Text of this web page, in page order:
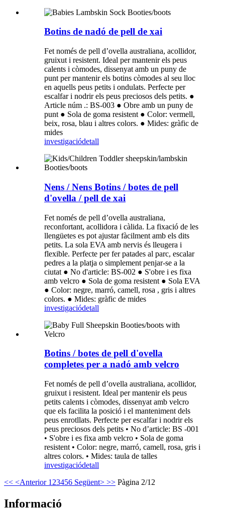
Botins de nadó de pell de xai
Fet només de pell d’ovella australiana, acollidor,
gruixut i resistent. Ideal per mantenir els peus
calents i còmodes, dissenyat amb un puny de
punt per mantenir els botins còmodes al seu lloc
en aquells peus petits i ondulats. Perfecte per
escalfar i nodrir els peus preciosos dels petits. ●
Article núm .: BS-003 ● Obre amb un puny de
punt ● Sola de goma resistent ● Color: vermell,
beix, rosa, blau i altres colors. ● Mides: gràfic de
mides
investigaciódetall
Nens / Nens Botins / botes de pell
d'ovella / pell de xai
Fet només de pell d’ovella australiana,
reconfortant, acollidora i càlida. La fixació de les
llengüetes es pot ajustar fàcilment amb els dits
petits. La sola EVA amb nervis és lleugera i
flexible. Perfecte per fer patades al parc, escalar
pedres a la platja o simplement penjar-se a la
ciutat ● No d'article: BS-002 ● S'obre i es fixa
amb velcro ● Sola de goma resistent ● Sola EVA
● Color: negre, marró, camell, rosa , gris i altres
colors. ● Mides: gràfic de mides
investigaciódetall
Botins / botes de pell d'ovella
completes per a nadó amb velcro
Fet només de pell d’ovella australiana, acollidor,
gruixut i resistent. Ideal per mantenir els peus
petits calents i còmodes, dissenyat amb velcro
que els facilita la posició i el manteniment dels
peus enrotllats. Perfecte per escalfar i nodrir els
peus preciosos dels petits • No d’article: BS -001
• S'obre i es fixa amb velcro • Sola de goma
resistent • Color: negre, marró, camell, rosa, gris i
altres colors. • Mides: taula de talles
investigaciódetall
<< <Anterior 1 23456 Següent> >> Pàgina 2/12
Informació